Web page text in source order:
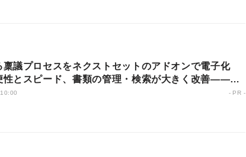
稟議プロセスをネクストセットのアドオンで電子化
性とスピード、書類の管理・検索が大きく改善——関
展開し成果を創出
- PR -